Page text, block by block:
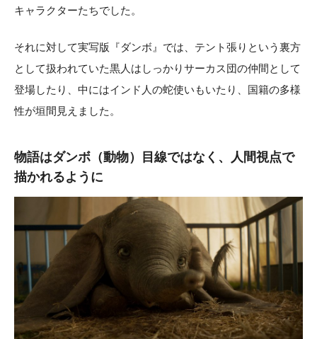
キャラクターたちでした。
それに対して実写版『ダンボ』では、テント張りという裏方
として扱われていた黒人はしっかりサーカス団の仲間として
登場したり、中にはインド人の蛇使いもいたり、国籍の多様
性が垣間見えました。
物語はダンボ（動物）
目線ではなく、人間視点で
描かれるように